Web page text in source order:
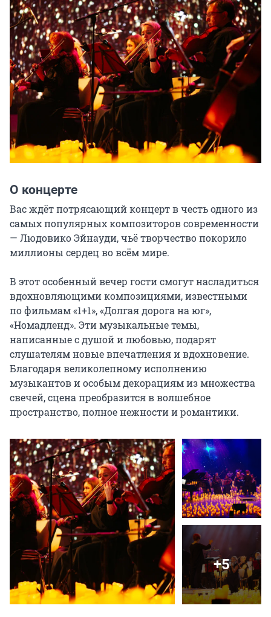
О концерте
Вас ждёт потрясающий концерт в честь одного из
самых популярных композиторов современности
— Людовико Эйнауди, чьё творчество покорило
миллионы сердец во всём мире.
В этот особенный вечер гости смогут насладиться
вдохновляющими композициями, известными
по фильмам «1+1», «Долгая дорога на юг»,
«Номадленд». Эти музыкальные темы,
написанные с душой и любовью, подарят
слушателям новые впечатления и вдохновение.
Благодаря великолепному исполнению
музыкантов и особым декорациям из множества
свечей, сцена преобразится в волшебное
пространство, полное нежности и романтики.
+5